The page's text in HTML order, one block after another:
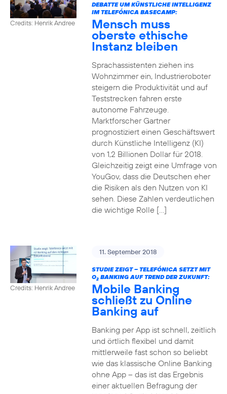
Credits: Henrik Andree
DEBATTE UM KÜNSTLICHE INTELLIGENZ
IM TELEFÓNICA BASECAMP:
Mensch muss
oberste ethische
Instanz bleiben
Sprachassistenten ziehen ins
Wohnzimmer ein, Industrieroboter
steigern die Produktivität und auf
Teststrecken fahren erste
autonome Fahrzeuge.
Marktforscher Gartner
prognostiziert einen Geschäftswert
durch Künstliche Intelligenz (KI)
von 1,2 Billionen Dollar für 2018.
Gleichzeitig zeigt eine Umfrage von
YouGov, dass die Deutschen eher
die Risiken als den Nutzen von KI
sehen. Diese Zahlen verdeutlichen
die wichtige Rolle […]
Credits: Henrik Andree
11. September 2018
STUDIE ZEIGT – TELEFÓNICA SETZT MIT
O2BANKING AUF TREND DER ZUKUNFT:
Mobile Banking
schließt zu Online
Banking auf
Banking per App ist schnell, zeitlich
und örtlich flexibel und damit
mittlerweile fast schon so beliebt
wie das klassische Online Banking
ohne App – das ist das Ergebnis
einer aktuellen Befragung der